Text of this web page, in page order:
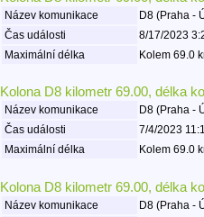
Název komunikace
D8 (Praha -
Čas události
8/17/2023
Maximální délka
Kolem 69.0
Kolona D8 kilometr 69.00, délka
Název komunikace
D8 (Praha -
Čas události
7/4/2023
Maximální délka
Kolem 69.0
Kolona D8 kilometr 69.00, délka
Název komunikace
D8 (Praha -